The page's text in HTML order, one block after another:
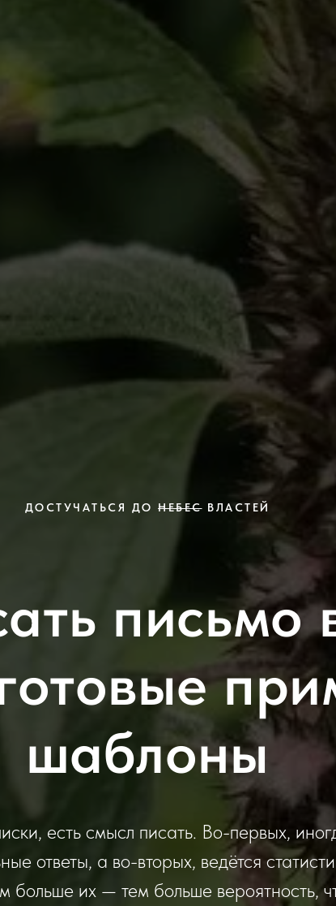
ДОСТУЧАТЬСЯ ДО НЕБЕСВЛАСТЕЙ
письмо
шаблоны
есть смысл писать. Во-первых,
ответы, а во-вторых, ведётся
их — тем больше вероятность,